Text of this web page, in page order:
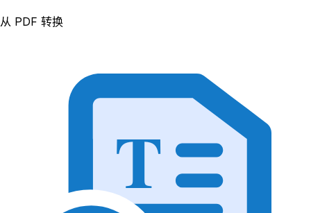
从 PDF 转换
T